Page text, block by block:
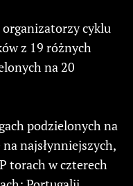
organizatorzy cyklu
z 19 różnych
na 20
podzielonych na
najsłynniejszych,
torach w czterech